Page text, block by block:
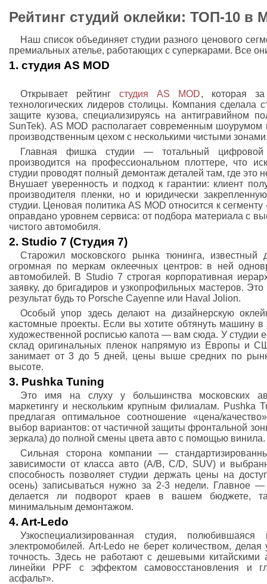
Рейтинг студий оклейки: ТОП-10 в
Наш список объединяет студии разного ценового
премиальных ателье, работающих с суперкарами. Все
1. студия AS MOD
Открывает рейтингстудия AS MOD, которая
технологических лидеров столицы. Компания сделала
защите кузова, специализируясь на антигравийном
SunTek). AS MOD располагает современным
производственным цехом с несколькими чистыми
Главная фишка студии — тотальный цифровой
производится на профессиональном плоттере, что
студии проводят полный демонтаж деталей там, где это
Внушает уверенность и подход к гарантии: клиент
производителя пленки, но и юридически
студии. Ценовая политика AS MOD относится к
оправдано уровнем сервиса: от подбора материала с
чистого автомобиля.
2. Studio 7 (Студия 7)
Старожил московского рынка тюнинга,
огромная по меркам оклеечных центров: в ней
автомобилей. В Studio 7 строгая корпоративная
заявку, до бригадиров и узкопрофильных мастеров.
результат будь то Porsche Cayenne или Haval Jolion.
Особый упор здесь делают на дизайнерскую
кастомные проекты. Если вы хотите обтянуть машину
художественной росписью капота — вам сюда. У студии
склад оригинальных пленок напрямую из Европы и
занимает от 3 до 5 дней, цены выше средних по
высоте.
3. Pushka Tuning
Это имя на слуху у большинства московских
маркетингу и нескольким крупным филиалам. Pushka
предлагая оптимальное соотношение «цена/
выбор вариантов: от частичной защиты фронтальной
зеркала) до полной смены цвета авто с помощью винила.
Сильная сторона компании —
зависимости от класса авто (A/B, C/D, SUV) и
способность позволяет студии держать цены на
осень) записываться нужно за 2-3 недели. Главное
делается ли подворот краев в вашем бюджете,
минимальным демонтажом.
4. Art-Ledo
Узкоспециализированная студия,
электромобилей. Art-Ledo не берет количеством,
точность. Здесь не работают с дешевыми
линейки PPF с эффектом самовосстановления и
асфальт».